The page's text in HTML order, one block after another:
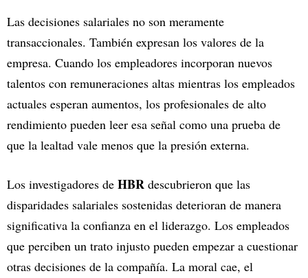
Las decisiones salariales no son meramente
transaccionales. También expresan los valores de la
empresa. Cuando los empleadores incorporan nuevos
talentos con remuneraciones altas mientras los empleados
actuales esperan aumentos, los profesionales de alto
rendimiento pueden leer esa señal como una prueba de
que la lealtad vale menos que la presión externa.
Los investigadores de HBR descubrieron que las
disparidades salariales sostenidas deterioran de manera
significativa la confianza en el liderazgo. Los empleados
que perciben un trato injusto pueden empezar a cuestionar
otras decisiones de la compañía. La moral cae, el